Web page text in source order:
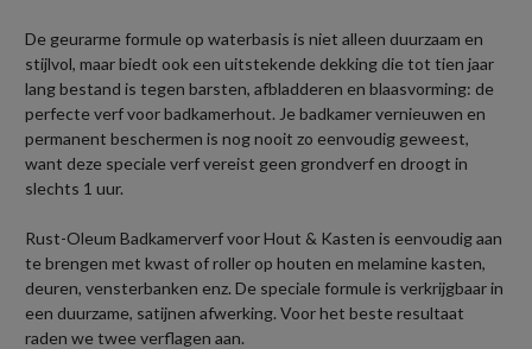
De geurarme formule op waterbasis is niet alleen duurzaam en
stijlvol, maar biedt ook een uitstekende dekking die tot tien jaar
lang bestand is tegen barsten, afbladderen en blaasvorming: de
perfecte verf voor badkamerhout. Je badkamer vernieuwen en
permanent beschermen is nog nooit zo eenvoudig geweest,
want deze speciale verf vereist geen grondverf en droogt in
slechts 1 uur.
Rust-Oleum Badkamerverf voor Hout & Kasten is eenvoudig aan
te brengen met kwast of roller op houten en melamine kasten,
deuren, vensterbanken enz. De speciale formule is verkrijgbaar in
een duurzame, satijnen afwerking. Voor het beste resultaat
raden we twee verflagen aan.